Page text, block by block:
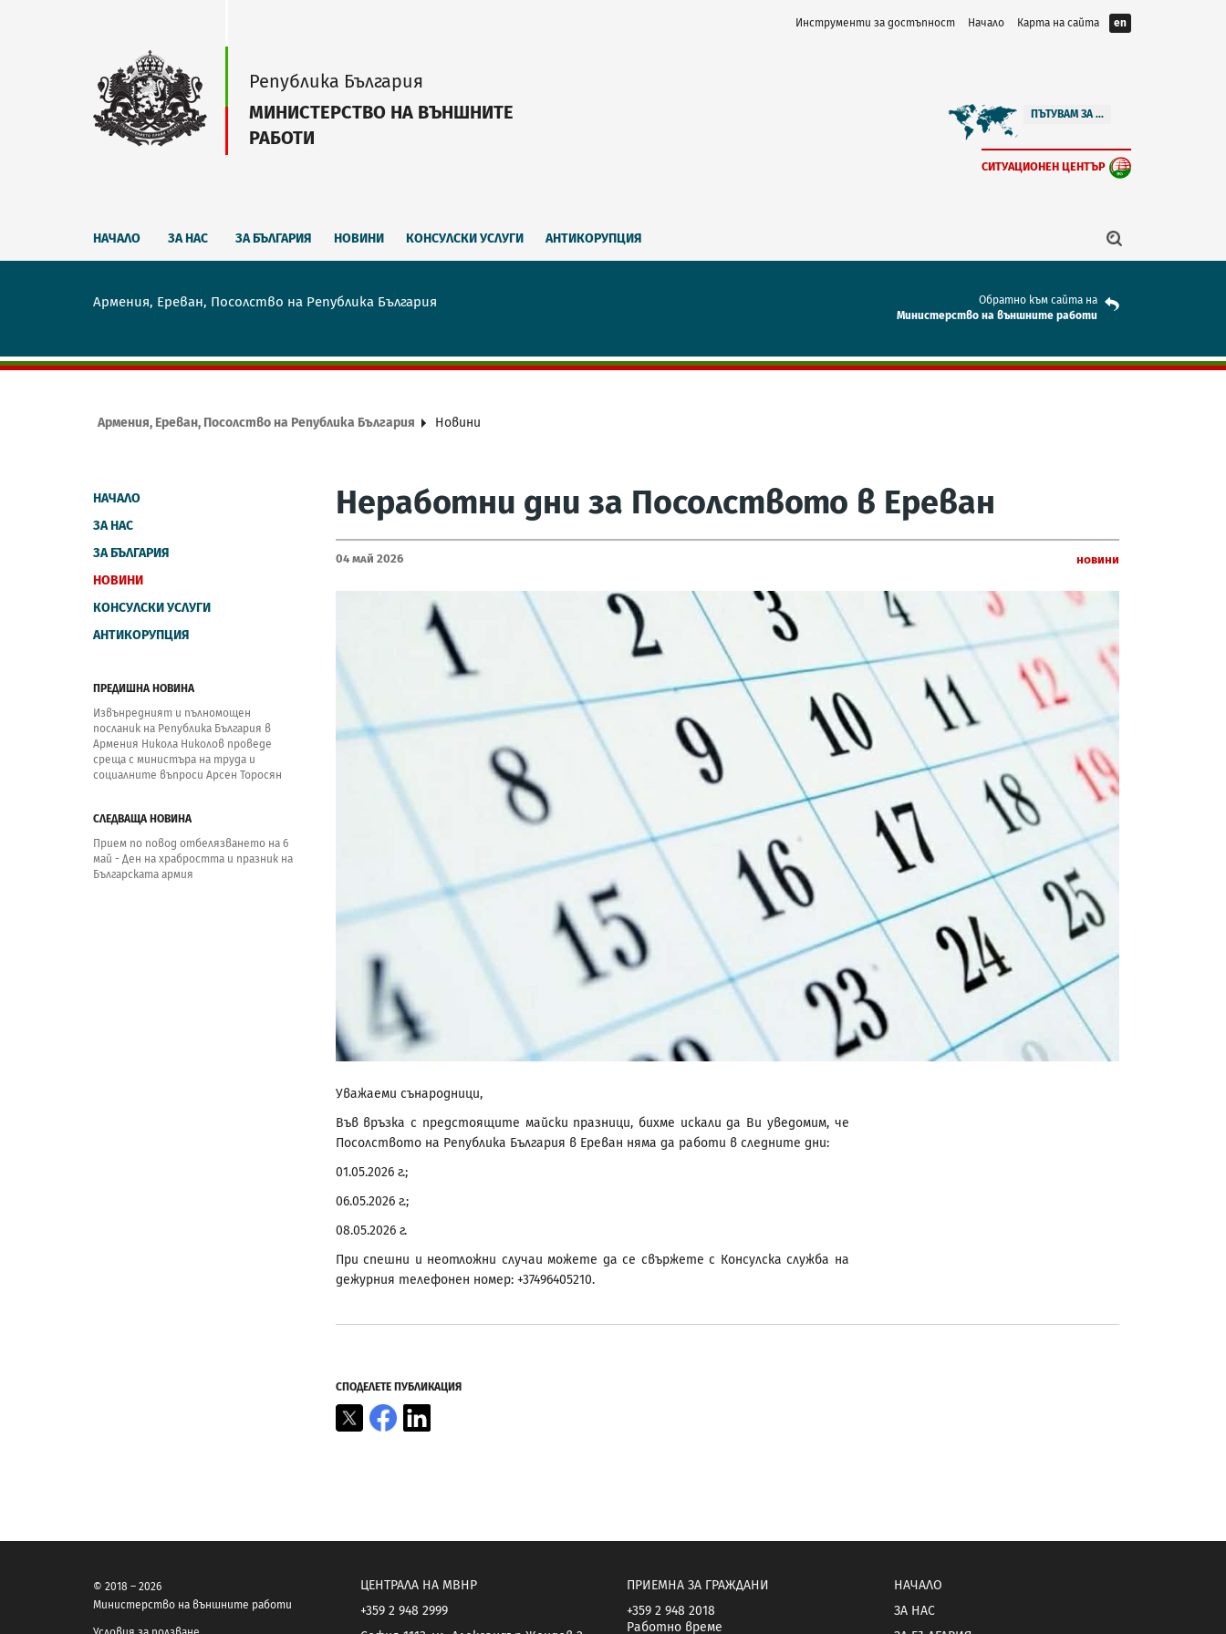
Инструменти за достъпност Начало Карта на сайта en
Република България
МИНИСТЕРСТВО НА ВЪНШНИТЕ
РАБОТИ
ПЪТУВАМ ЗА ...
СИТУАЦИОНЕН ЦЕНТЪР
НАЧАЛО ЗА НАС ЗА БЪЛГАРИЯ НОВИНИ КОНСУЛСКИ УСЛУГИ АНТИКОРУПЦИЯ
Армения, Ереван, Посолство на Република България
Обратно към сайта на
Mинистерство на външните работи
Армения, Ереван, Посолство на Република България Новини
НАЧАЛО
ЗА НАС
ЗА БЪЛГАРИЯ
НОВИНИ
КОНСУЛСКИ УСЛУГИ
АНТИКОРУПЦИЯ
ПРЕДИШНА НОВИНА
Извънредният и пълномощен
посланик на Република България в
Армения Никола Николов проведе
среща с министъра на труда и
социалните въпроси Арсен Торосян
СЛЕДВАЩА НОВИНА
Прием по повод отбелязването на 6
май - Ден на храбростта и празник на
Българската армия
Неработни дни за Посолството в Ереван
04 Май 2026 Новини
Уважаеми сънародници,
Във връзка с предстоящите майски празници, бихме искали да Ви уведомим, че
Посолството на Република България в Ереван няма да работи в следните дни:
01.05.2026 г.;
06.05.2026 г.;
08.05.2026 г.
При спешни и неотложни случаи можете да се свържете с Консулска служба на
дежурния телефонен номер: +37496405210.
СПОДЕЛЕТЕ ПУБЛИКАЦИЯ
X Facebook
© 2018 – 2026
Министерство на външните работи
ЦЕНТРАЛА НА МВНР
+359 2 948 2999
ПРИЕМНА ЗА ГРАЖДАНИ
+359 2 948 2018
Работно време
НАЧАЛО
ЗА НАС